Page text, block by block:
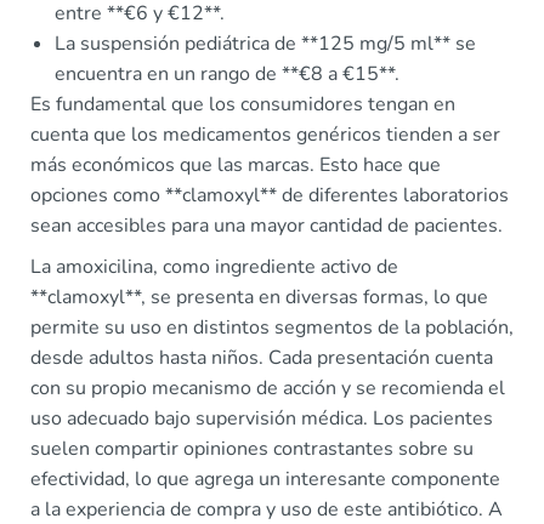
entre **€6 y €12**.
La suspensión pediátrica de **125 mg/5 ml** se
encuentra en un rango de **€8 a €15**.
Es fundamental que los consumidores tengan en
cuenta que los medicamentos genéricos tienden a ser
más económicos que las marcas. Esto hace que
opciones como **clamoxyl** de diferentes laboratorios
sean accesibles para una mayor cantidad de pacientes.
La amoxicilina, como ingrediente activo de
**clamoxyl**, se presenta en diversas formas, lo que
permite su uso en distintos segmentos de la población,
desde adultos hasta niños. Cada presentación cuenta
con su propio mecanismo de acción y se recomienda el
uso adecuado bajo supervisión médica. Los pacientes
suelen compartir opiniones contrastantes sobre su
efectividad, lo que agrega un interesante componente
a la experiencia de compra y uso de este antibiótico. A